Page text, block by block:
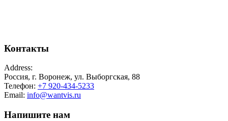
Контакты
Address:
Россия, г. Воронеж, ул. Выборгская, 88
Телефон: +7 920-434-5233
Email: info@wantvis.ru
Напишите нам